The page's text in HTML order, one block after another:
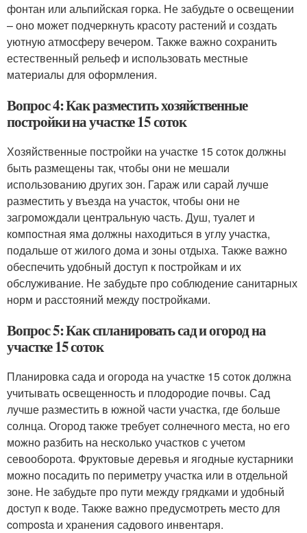
фонтан или альпийская горка. Не забудьте о освещении
– оно может подчеркнуть красоту растений и создать
уютную атмосферу вечером. Также важно сохранить
естественный рельеф и использовать местные
материалы для оформления.
Вопрос 4: Как разместить хозяйственные
постройки на участке 15 соток
Хозяйственные постройки на участке 15 соток должны
быть размещены так, чтобы они не мешали
использованию других зон. Гараж или сарай лучше
разместить у въезда на участок, чтобы они не
загромождали центральную часть. Душ, туалет и
компостная яма должны находиться в углу участка,
подальше от жилого дома и зоны отдыха. Также важно
обеспечить удобный доступ к постройкам и их
обслуживание. Не забудьте про соблюдение санитарных
норм и расстояний между постройками.
Вопрос 5: Как спланировать сад и огород на
участке 15 соток
Планировка сада и огорода на участке 15 соток должна
учитывать освещенность и плодородие почвы. Сад
лучше разместить в южной части участка, где больше
солнца. Огород также требует солнечного места, но его
можно разбить на несколько участков с учетом
севооборота. Фруктовые деревья и ягодные кустарники
можно посадить по периметру участка или в отдельной
зоне. Не забудьте про пути между грядками и удобный
доступ к воде. Также важно предусмотреть место для
compostа и хранения садового инвентаря.